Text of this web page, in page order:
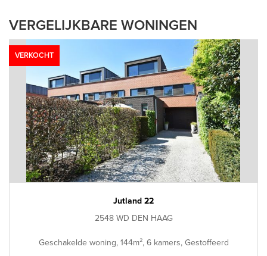
VERGELIJKBARE WONINGEN
VERKOCHT
Jutland 22
2548 WD DEN HAAG
Geschakelde woning, 144m², 6 kamers, Gestoffeerd